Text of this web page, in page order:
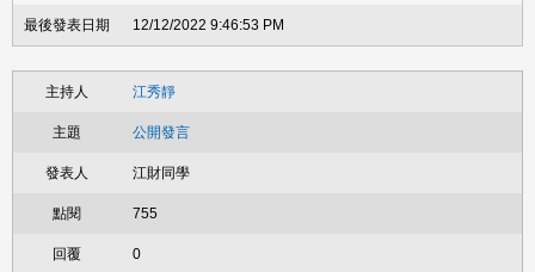
12/12/2022 9:46:53 PM
江秀靜
公開發言
江財同學
755
0